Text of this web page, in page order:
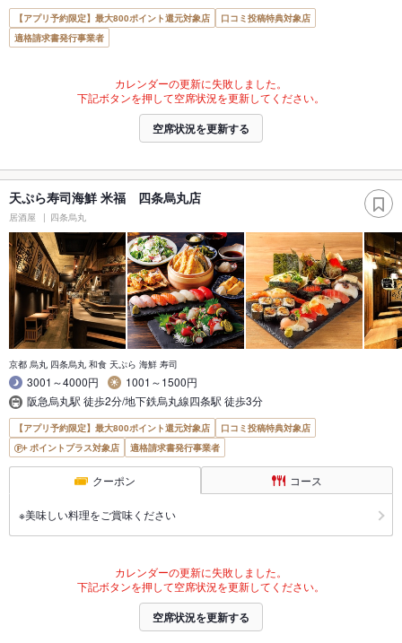
【アプリ予約限定】最大800ポイント還元対象店
口コミ投稿特典対象店
適格請求書発行事業者
カレンダーの更新に失敗しました。
下記ボタンを押して空席状況を更新してください。
空席状況を更新する
天ぷら寿司海鮮 米福 四条烏丸店
居酒屋 四条烏丸
京都 烏丸 四条烏丸 和食 天ぷら 海鮮 寿司
3001～4000円
1001～1500円
阪急烏丸駅 徒歩2分/地下鉄烏丸線四条駅 徒歩3分
【アプリ予約限定】最大800ポイント還元対象店
口コミ投稿特典対象店
ポイントプラス対象店
適格請求書発行事業者
クーポン コース
※美味しい料理をご賞味ください
カレンダーの更新に失敗しました。
下記ボタンを押して空席状況を更新してください。
空席状況を更新する